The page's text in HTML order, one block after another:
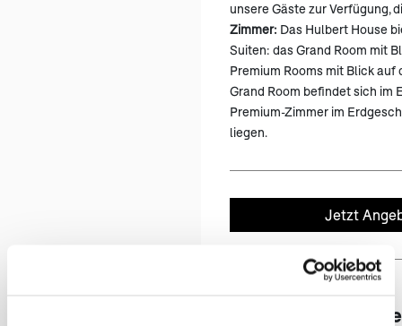
unsere Gäste zur Verfügung,
Zimmer: Das Hulbert House
Suiten: das Grand Room mit
Premium Rooms mit Blick auf
Grand Room befindet sich im
Premium-Zimmer im
liegen.
Jetzt
Das sagen